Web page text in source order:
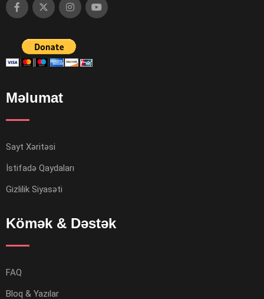
Məlumat
Sayt Xəritəsi
İstifadə Qaydaları
Gizlilik Siyasəti
Kömək & Dəstək
FAQ
Bloq & Yazılar